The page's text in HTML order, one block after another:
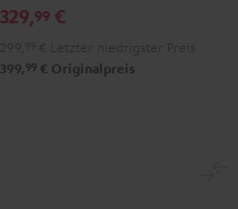
Schwarz
329,99 €
399, 99 € Originalpreis